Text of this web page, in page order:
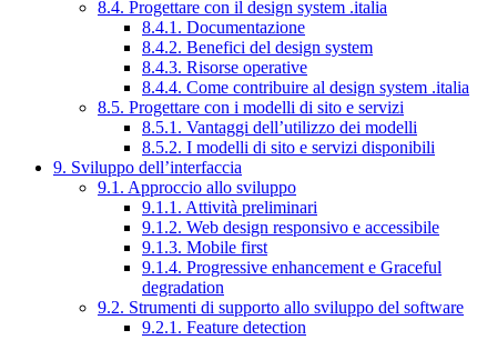
8.4. Progettare con il design system .italia
8.4.1. Documentazione
8.4.2. Benefici del design system
8.4.3. Risorse operative
8.4.4. Come contribuire al design system .italia
8.5. Progettare con i modelli di sito e servizi
8.5.1. Vantaggi dell’utilizzo dei modelli
8.5.2. I modelli di sito e servizi disponibili
9. Sviluppo dell’interfaccia
9.1. Approccio allo sviluppo
9.1.1. Attività preliminari
9.1.2. Web design responsivo e accessibile
9.1.3. Mobile first
9.1.4. Progressive enhancement e Graceful
degradation
9.2. Strumenti di supporto allo sviluppo del software
9.2.1. Feature detection